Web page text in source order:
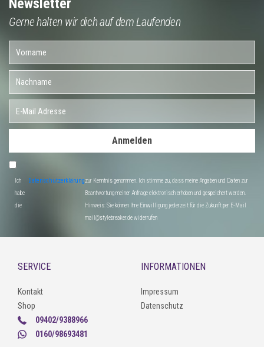
Newsletter
Gerne halten wir dich auf dem Laufenden
Anmelden
Ich
habe
die
Datenschutzerklärungzur Kenntnis genommen. Ich stimme zu, dass meine Angaben und Daten zur
Beantwortung meiner Anfrage elektronisch erhoben und gespeichert werden.
Hinweis: Sie können Ihre Einwilligung jederzeit für die Zukunft per E-Mail
mail@stylebreaker.de widerrufen
SERVICE
Kontakt
Shop
09402/9388966
0160/98693481
INFORMATIONEN
Impressum
Datenschutz